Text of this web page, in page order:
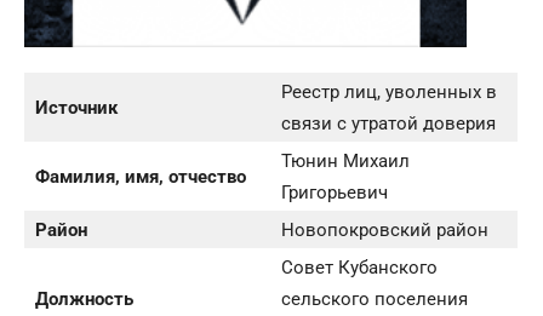
Источник
Реестр лиц, уволенных в
связи с утратой доверия
Фамилия, имя, отчество
Тюнин Михаил
Григорьевич
Район
Новопокровский район
Должность
Совет Кубанского
сельского поселения